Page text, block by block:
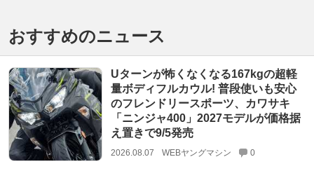
おすすめのニュース
Uターンが怖くなくなる167kgの超軽
量ボディフルカウル! 普段使いも安心
のフレンドリースポーツ、カワサキ
「ニンジャ400」2027モデルが価格据
え置きで9/5発売
2026.08.07 WEBヤングマシン 0